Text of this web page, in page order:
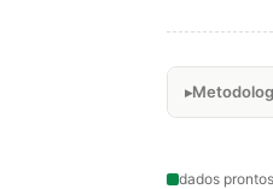
dados prontos